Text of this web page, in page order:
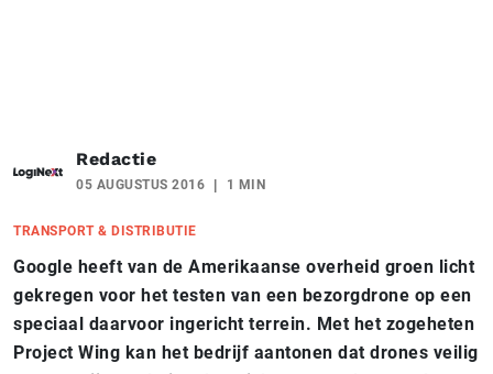
Redactie
05 AUGUSTUS 2016 1 MIN
TRANSPORT & DISTRIBUTIE
Google heeft van de Amerikaanse overheid groen licht
gekregen voor het testen van een bezorgdrone op een
speciaal daarvoor ingericht terrein. Met het zogeheten
Project Wing kan het bedrijf aantonen dat drones veilig